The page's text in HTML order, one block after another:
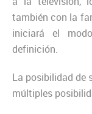
también con la
iniciará el
definición.
La posibilidad de
múltiples